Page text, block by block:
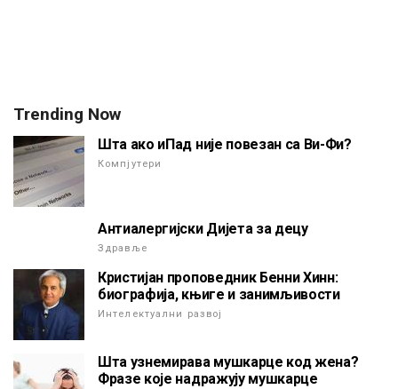
Trending Now
Шта ако иПад није повезан са Ви-Фи?
Компјутери
Антиалергијски Дијета за децу
Здравље
Кристијан проповедник Бенни Хинн:
биографија, књиге и занимљивости
Интелектуални развој
Шта узнемирава мушкарце код жена?
Фразе које надражују мушкарце